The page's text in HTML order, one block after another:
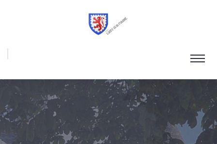
NOS ENTREPRISES ONT DU TALENTS !